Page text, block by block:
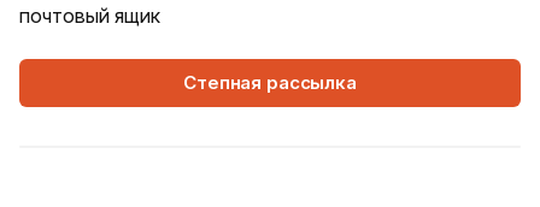
почтовый ящик
Степная рассылка